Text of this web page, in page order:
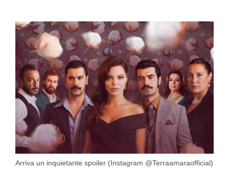
Arriva un inquietante spoiler (Instagram @Terraamaraofficial)